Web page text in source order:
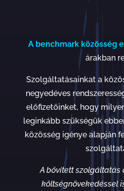
A benchmark közösség
árakban
Szolgáltatásainkat a
negyedéves
előfizetőinket, hogy
leginkább szükségük
közösség igénye alapján
A bővített szolgáltatás
költségnövekedéssel